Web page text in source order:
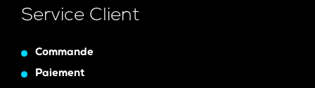
Service Client
Commande
Paiement